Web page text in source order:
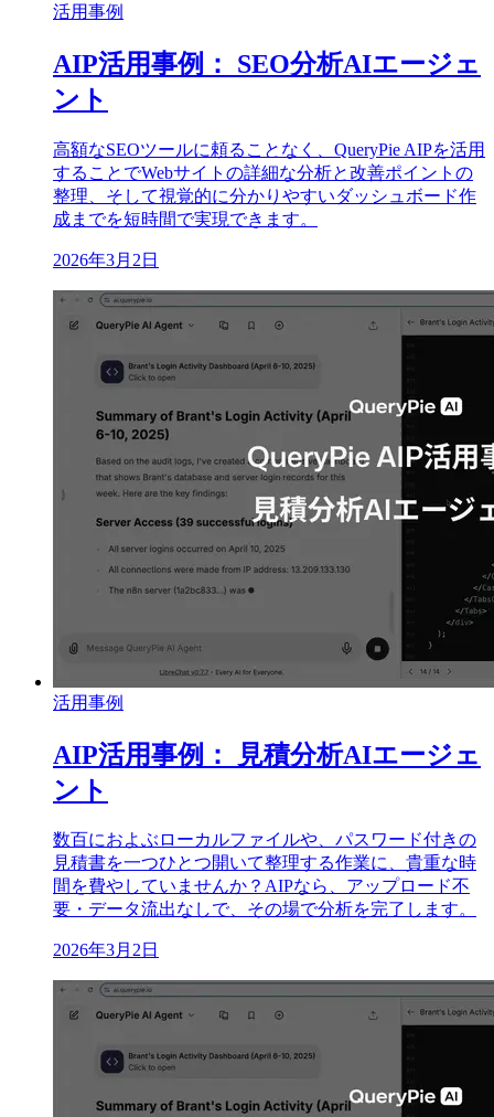
活用事例
AIP活用事例： SEO分析AIエージェ
ント
高額なSEOツールに頼ることなく、QueryPie AIPを活用
することでWebサイトの詳細な分析と改善ポイントの
整理、そして視覚的に分かりやすいダッシュボード作
成までを短時間で実現できます。
2026年3月2日
活用事例
AIP活用事例： 見積分析AIエージェ
ント
数百におよぶローカルファイルや、パスワード付きの
見積書を一つひとつ開いて整理する作業に、貴重な時
間を費やしていませんか？AIPなら、アップロード不
要・データ流出なしで、その場で分析を完了します。
2026年3月2日